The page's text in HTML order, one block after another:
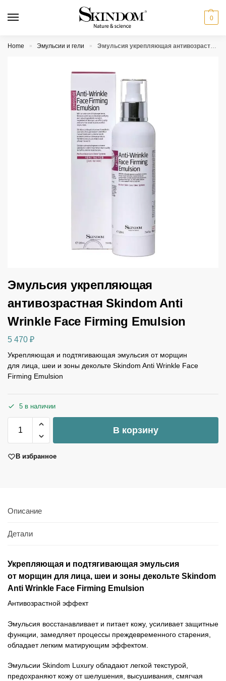
0
Home » Эмульсии и гели » Эмульсия укрепляющая антивозрастная Skindom Anti Wrinkle Face Firming Emulsion
Эмульсия укрепляющая
антивозрастная Skindom Anti
Wrinkle Face Firming Emulsion
5 470 ₽
Укрепляющая и подтягивающая эмульсия от морщин
для лица, шеи и зоны декольте Skindom Anti Wrinkle Face
Firming Emulsion
5 в наличии
В корзину
В избранное
Описание
Детали
Укрепляющая и подтягивающая эмульсия
от морщин для лица, шеи и зоны декольте Skindom
Anti Wrinkle Face Firming Emulsion
Антивозрастной эффект
Эмульсия восстанавливает и питает кожу, усиливает защитные
функции, замедляет процессы преждевременного старения,
обладает легким матирующим эффектом.
Эмульсии Skindom Luxury обладают легкой текстурой,
предохраняют кожу от шелушения, высушивания, смягчая